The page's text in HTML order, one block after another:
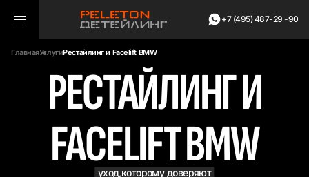
+7 (495) 487-29 -90
ГлавнаяУслугиРестайлинг и Facelift BMW
РЕСТАЙЛИНГ И
FACELIFT BMW